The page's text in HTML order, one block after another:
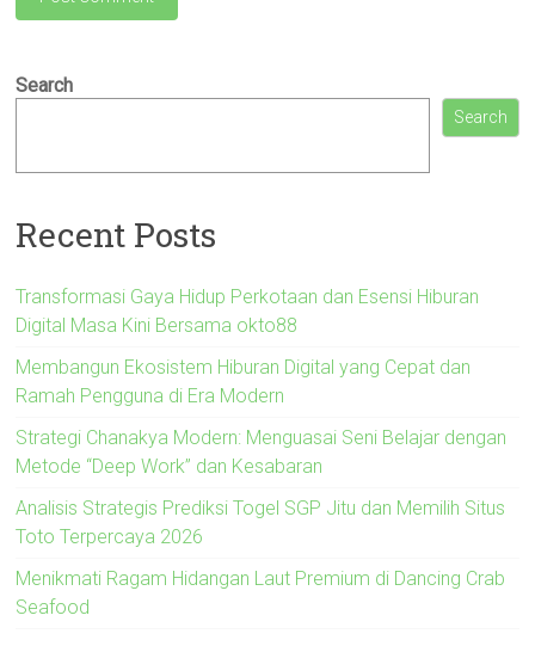
Search
Search
Recent Posts
Transformasi Gaya Hidup Perkotaan dan Esensi Hiburan
Digital Masa Kini Bersama okto88
Membangun Ekosistem Hiburan Digital yang Cepat dan
Ramah Pengguna di Era Modern
Strategi Chanakya Modern: Menguasai Seni Belajar dengan
Metode “Deep Work” dan Kesabaran
Analisis Strategis Prediksi Togel SGP Jitu dan Memilih Situs
Toto Terpercaya 2026
Menikmati Ragam Hidangan Laut Premium di Dancing Crab
Seafood